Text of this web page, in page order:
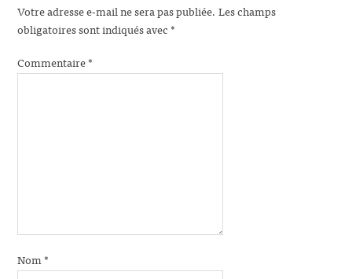
Votre adresse e-mail ne sera pas publiée. Les champs
obligatoires sont indiqués avec*
Commentaire*
Nom*